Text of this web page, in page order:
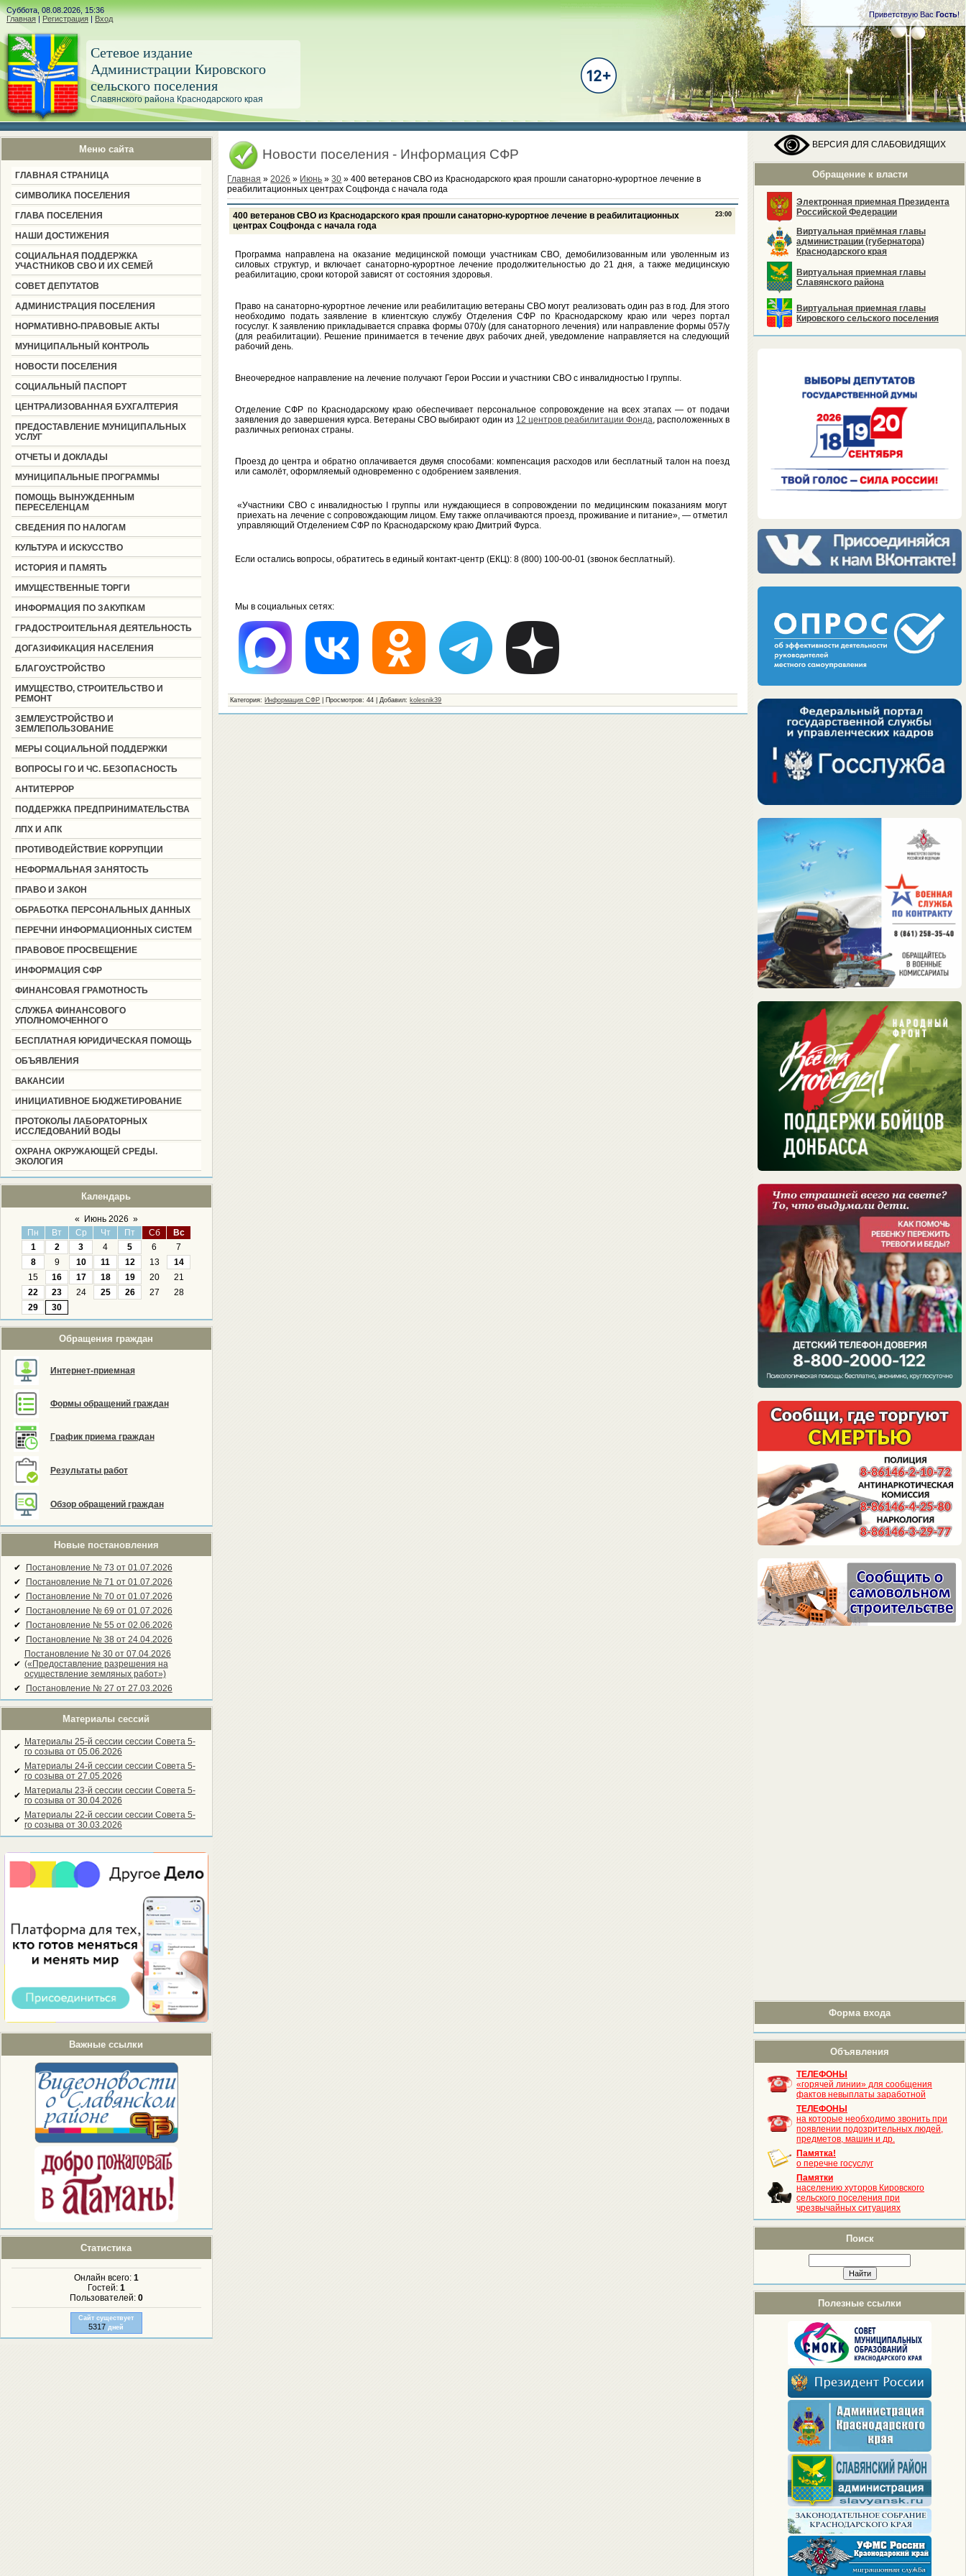
Суббота, 08.08.2026, 15:36
Главная | Регистрация | Вход Приветствую Вас Гость!
Сетевое издание
Администрации Кировского
сельского поселения
Славянского района Краснодарского края
Меню сайта
ГЛАВНАЯ СТРАНИЦА
СИМВОЛИКА ПОСЕЛЕНИЯ
ГЛАВА ПОСЕЛЕНИЯ
НАШИ ДОСТИЖЕНИЯ
СОЦИАЛЬНАЯ ПОДДЕРЖКА
УЧАСТНИКОВ СВО И ИХ СЕМЕЙ
СОВЕТ ДЕПУТАТОВ
АДМИНИСТРАЦИЯ ПОСЕЛЕНИЯ
НОРМАТИВНО-ПРАВОВЫЕ АКТЫ
МУНИЦИПАЛЬНЫЙ КОНТРОЛЬ
НОВОСТИ ПОСЕЛЕНИЯ
СОЦИАЛЬНЫЙ ПАСПОРТ
ЦЕНТРАЛИЗОВАННАЯ БУХГАЛТЕРИЯ
ПРЕДОСТАВЛЕНИЕ МУНИЦИПАЛЬНЫХ
УСЛУГ
ОТЧЕТЫ И ДОКЛАДЫ
МУНИЦИПАЛЬНЫЕ ПРОГРАММЫ
ПОМОЩЬ ВЫНУЖДЕННЫМ
ПЕРЕСЕЛЕНЦАМ
СВЕДЕНИЯ ПО НАЛОГАМ
КУЛЬТУРА И ИСКУССТВО
ИСТОРИЯ И ПАМЯТЬ
ИМУЩЕСТВЕННЫЕ ТОРГИ
ИНФОРМАЦИЯ ПО ЗАКУПКАМ
ГРАДОСТРОИТЕЛЬНАЯ ДЕЯТЕЛЬНОСТЬ
ДОГАЗИФИКАЦИЯ НАСЕЛЕНИЯ
БЛАГОУСТРОЙСТВО
ИМУЩЕСТВО, СТРОИТЕЛЬСТВО И
РЕМОНТ
ЗЕМЛЕУСТРОЙСТВО И
ЗЕМЛЕПОЛЬЗОВАНИЕ
МЕРЫ СОЦИАЛЬНОЙ ПОДДЕРЖКИ
ВОПРОСЫ ГО И ЧС. БЕЗОПАСНОСТЬ
АНТИТЕРРОР
ПОДДЕРЖКА ПРЕДПРИНИМАТЕЛЬСТВА
ЛПХ И АПК
ПРОТИВОДЕЙСТВИЕ КОРРУПЦИИ
НЕФОРМАЛЬНАЯ ЗАНЯТОСТЬ
ПРАВО И ЗАКОН
ОБРАБОТКА ПЕРСОНАЛЬНЫХ ДАННЫХ
ПЕРЕЧНИ ИНФОРМАЦИОННЫХ СИСТЕМ
ПРАВОВОЕ ПРОСВЕЩЕНИЕ
ИНФОРМАЦИЯ СФР
ФИНАНСОВАЯ ГРАМОТНОСТЬ
СЛУЖБА ФИНАНСОВОГО
УПОЛНОМОЧЕННОГО
БЕСПЛАТНАЯ ЮРИДИЧЕСКАЯ ПОМОЩЬ
ОБЪЯВЛЕНИЯ
ВАКАНСИИ
ИНИЦИАТИВНОЕ БЮДЖЕТИРОВАНИЕ
ПРОТОКОЛЫ ЛАБОРАТОРНЫХ
ИССЛЕДОВАНИЙ ВОДЫ
ОХРАНА ОКРУЖАЮЩЕЙ СРЕДЫ.
ЭКОЛОГИЯ
Календарь
« Июнь 2026 »
Пн
Вт Ср Чт Пт Сб
Вс
1
2 3 4 5 6
7
8
9 10 11 12 13
14
15
16 17 18 19 20
21
22
23 24 25 26 27
28
29
30
Обращения граждан
Интернет-приемная
Формы обращений граждан
График приема граждан
Результаты работ
Обзор обращений граждан
Новые постановления
✔
Постановление № 73 от 01.07.2026
✔
Постановление № 71 от 01.07.2026
✔
Постановление № 70 от 01.07.2026
✔
Постановление № 69 от 01.07.2026
✔
Постановление № 55 от 02.06.2026
✔
Постановление № 38 от 24.04.2026
✔
Постановление № 30 от 07.04.2026
(«Предоставление разрешения на
осуществление земляных работ»)
✔
Постановление № 27 от 27.03.2026
Материалы сессий
✔ Материалы 25-й сессии сессии Совета 5-
го созыва от 05.06.2026
✔ Материалы 24-й сессии сессии Совета 5-
го созыва от 27.05.2026
✔ Материалы 23-й сессии сессии Совета 5-
го созыва от 30.04.2026
✔ Материалы 22-й сессии сессии Совета 5-
го созыва от 30.03.2026
Важные ссылки
Статистика
Онлайн всего: 1
Гостей: 1
Пользователей: 0
Сайт существует
5317 дней
ВЕРСИЯ ДЛЯ СЛАБОВИДЯЩИХ
Обращение к власти
Электронная приемная Президента
Российской Федерации
Виртуальная приёмная главы
администрации (губернатора)
Краснодарского края
Виртуальная приемная главы
Славянского района
Виртуальная приемная главы
Кировского сельского поселения
Форма входа
Объявления
ТЕЛЕФОНЫ
«горячей линии» для сообщения
фактов невыплаты заработной
ТЕЛЕФОНЫ
на которые необходимо звонить при
появлении подозрительных людей,
предметов, машин и др.
Памятка!
о перечне госуслуг
Памятки
населению хуторов Кировского
сельского поселения при
чрезвычайных ситуациях
Поиск
Полезные ссылки
Новости поселения - Информация СФР
Главная »2026 » Июнь » 30 » 400 ветеранов СВО из Краснодарского края прошли санаторно-курортное лечение в
реабилитационных центрах Соцфонда с начала года
23:00
400 ветеранов СВО из Краснодарского края прошли санаторно-курортное лечение в реабилитационных
центрах Соцфонда с начала года
Программа направлена на оказание медицинской помощи участникам СВО, демобилизованным или уволенным из
силовых структур, и включает санаторно-курортное лечение продолжительностью до 21 дня, а также медицинскую
реабилитацию, сроки которой зависят от состояния здоровья.
Право на санаторно-курортное лечение или реабилитацию ветераны СВО могут реализовать один раз в год. Для этого
необходимо подать заявление в клиентскую службу Отделения СФР по Краснодарскому краю или через портал
госуслуг. К заявлению прикладывается справка формы 070/у (для санаторного лечения) или направление формы 057/у
(для реабилитации). Решение принимается в течение двух рабочих дней, уведомление направляется на следующий
рабочий день.
Внеочередное направление на лечение получают Герои России и участники СВО с инвалидностью I группы.
Отделение СФР по Краснодарскому краю обеспечивает персональное сопровождение на всех этапах — от подачи
заявления до завершения курса. Ветераны СВО выбирают один из 12 центров реабилитации Фонда, расположенных в
различных регионах страны.
Проезд до центра и обратно оплачивается двумя способами: компенсация расходов или бесплатный талон на поезд
или самолёт, оформляемый одновременно с одобрением заявления.
«Участники СВО с инвалидностью I группы или нуждающиеся в сопровождении по медицинским показаниям могут
приехать на лечение с сопровождающим лицом. Ему также оплачиваются проезд, проживание и питание», — отметил
управляющий Отделением СФР по Краснодарскому краю Дмитрий Фурса.
Если остались вопросы, обратитесь в единый контакт-центр (ЕКЦ): 8 (800) 100-00-01 (звонок бесплатный).
Мы в социальных сетях:
Категория: Информация СФР Просмотров: 44 |Добавил: kolesnik39